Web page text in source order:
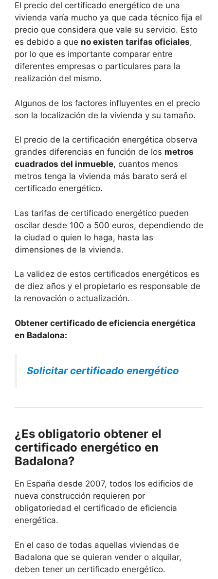
El precio del certificado energético de una
vivienda varía mucho ya que cada técnico fija el
precio que considera que vale su servicio. Esto
es debido a que no existen tarifas oficiales,
por lo que es importante comparar entre
diferentes empresas o particulares para la
realización del mismo.
Algunos de los factores influyentes en el precio
son la localización de la vivienda y su tamaño.
El precio de la certificación energética observa
grandes diferencias en función de los metros
cuadrados del inmueble, cuantos menos
metros tenga la vivienda más barato será el
certificado energético.
Las tarifas de certificado energético pueden
oscilar desde 100 a 500 euros, dependiendo de
la ciudad o quien lo haga, hasta las
dimensiones de la vivienda.
La validez de estos certificados energéticos es
de diez años y el propietario es responsable de
la renovación o actualización.
Obtener certificado de eficiencia energética
en Badalona:
Solicitar certificado energético
¿Es obligatorio obtener el
certificado energético en
Badalona?
En España desde 2007, todos los edificios de
nueva construcción requieren por
obligatoriedad el certificado de eficiencia
energética.
En el caso de todas aquellas viviendas de
Badalona que se quieran vender o alquilar,
deben tener un certificado energético.